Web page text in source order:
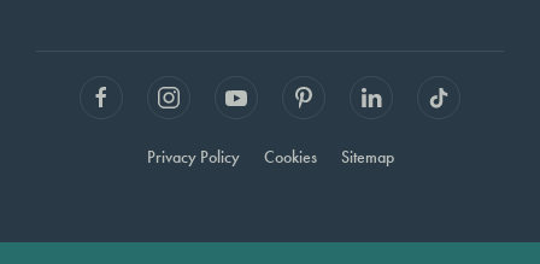
Privacy Policy Cookies Sitemap